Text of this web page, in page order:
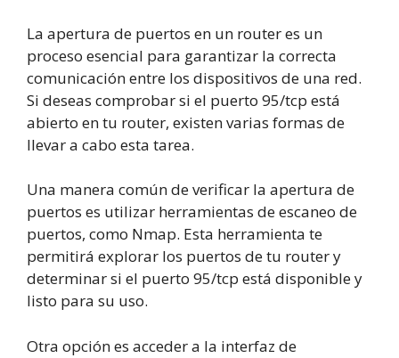
La apertura de puertos en un router es un
proceso esencial para garantizar la correcta
comunicación entre los dispositivos de una red.
Si deseas comprobar si el puerto 95/tcp está
abierto en tu router, existen varias formas de
llevar a cabo esta tarea.
Una manera común de verificar la apertura de
puertos es utilizar herramientas de escaneo de
puertos, como Nmap. Esta herramienta te
permitirá explorar los puertos de tu router y
determinar si el puerto 95/tcp está disponible y
listo para su uso.
Otra opción es acceder a la interfaz de